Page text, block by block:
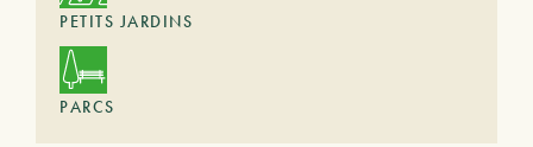
PETITS JARDINS
PARCS